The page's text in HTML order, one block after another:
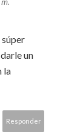
súper
un
la
Responder